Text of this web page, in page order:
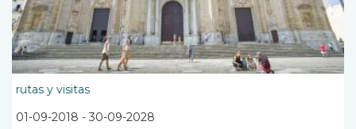
rutas y visitas
01-09-2018 - 30-09-2028